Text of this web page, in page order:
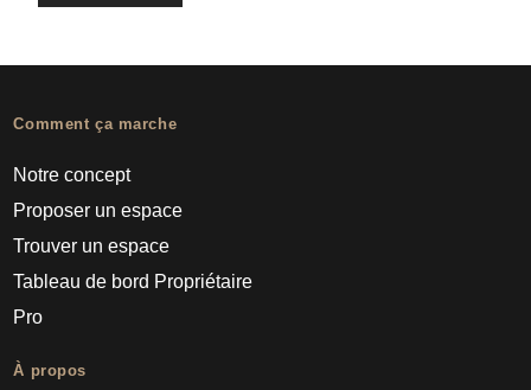
Comment ça marche
Notre concept
Proposer un espace
Trouver un espace
Tableau de bord Propriétaire
Pro
À propos